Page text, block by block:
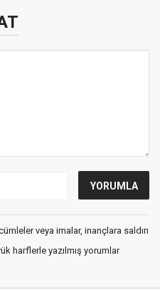
veya imalar, inançlara saldırı
harflerle yazılmış yorumlar